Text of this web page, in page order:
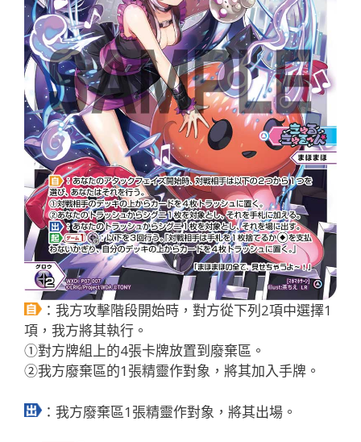
：我方攻擊階段開始時，對方從下列2項中選擇1
項，我方將其執行。
①對方牌組上的4張卡牌放置到廢棄區。
②我方廢棄區的1張精靈作對象，將其加入手牌。
：我方廢棄區1張精靈作對象，將其出場。